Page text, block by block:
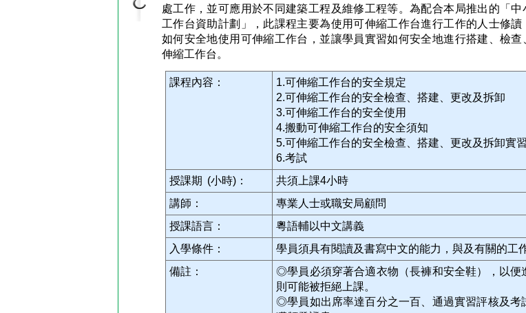
處工作，並可應用於不同建築工程及維修工程等。為配合本局推出的「
工作台資助計劃」，此課程主要為使用可伸縮工作台進行工作的人士修
如何安全地使用可伸縮工作台，並讓學員實習如何安全地進行搭建、檢查
伸縮工作台。
課程內容：
1.可伸縮工作台的安全規定
2.可伸縮工作台的安全檢查、搭建、更改及拆卸
3.可伸縮工作台的安全使用
4.搬動可伸縮工作台的安全須知
5.可伸縮工作台的安全檢查、搭建、更改及拆卸實習
6.考試
授課期 (小時)：
共須上課4小時
講師：
專業人士或職安局顧問
授課語言：
粵語輔以中文講義
入學條件：
學員須具有閱讀及書寫中文的能力，與及有關的工
備註：
◎學員必須穿著合適衣物（長褲和安全鞋），以便
則可能被拒絕上課。
◎學員如出席率達百分之一百、通過實習評核及考